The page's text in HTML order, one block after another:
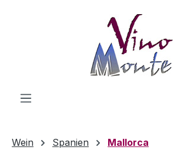
Wein Spanien Mallorca